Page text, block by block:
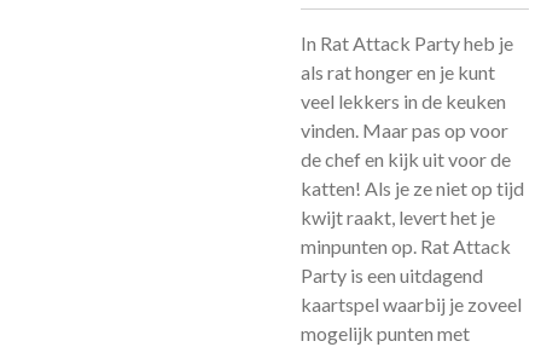
In Rat Attack Party heb je
als rat honger en je kunt
veel lekkers in de keuken
vinden. Maar pas op voor
de chef en kijk uit voor de
katten! Als je ze niet op tijd
kwijt raakt, levert het je
minpunten op. Rat Attack
Party is een uitdagend
kaartspel waarbij je zoveel
mogelijk punten met